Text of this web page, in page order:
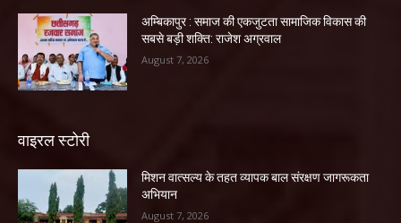
अम्बिकापुर : समाज की एकजुटता सामाजिक विकास की
सबसे बड़ी शक्ति: राजेश अग्रवाल
August 7, 2026
वाइरल स्टोरी
मिशन वात्सल्य के तहत व्यापक बाल संरक्षण जागरूकता
अभियान
August 7, 2026